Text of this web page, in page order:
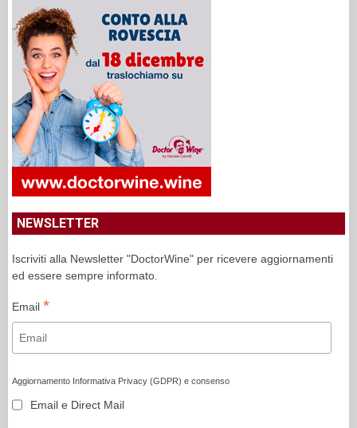
NEWSLETTER
Iscriviti alla Newsletter "DoctorWine" per ricevere aggiornamenti
ed essere sempre informato.
Email *
Aggiornamento Informativa Privacy (GDPR) e consenso
Email e Direct Mail